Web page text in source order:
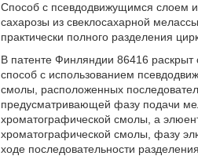
Способ с псевдодвижущимся слоем
сахарозы из свеклосахарной
практически полного разделения
В патенте Финляндии 86416
способ с использованием
смолы, расположенных
предусматривающей фазу подачи
хроматографической смолы, а
хроматографической смолы, фазу
ходе последовательности разделения.